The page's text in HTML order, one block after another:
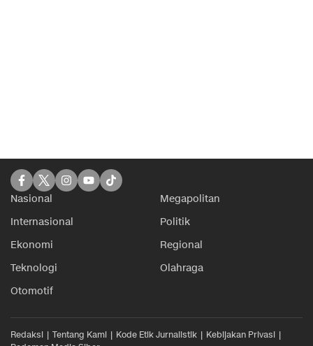
Nasional
Megapolitan
Internasional
Politik
Ekonomi
Regional
Teknologi
Olahraga
Otomotif
Redaksi Tentang Kami Kode Etik Jurnalistik
Kebijakan Privasi